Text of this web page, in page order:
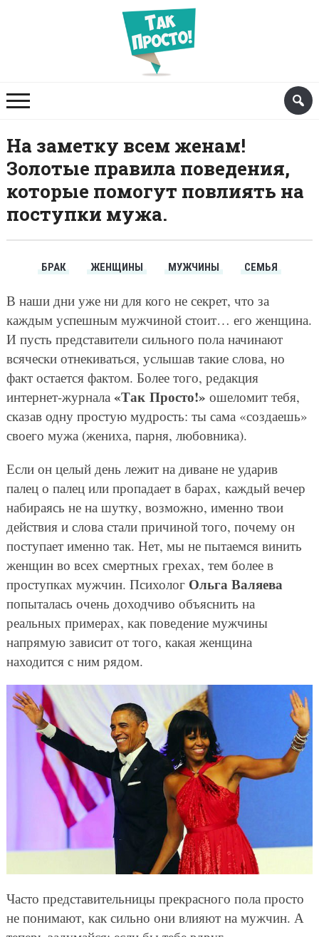
На заметку всем женам!
Золотые правила поведения,
которые помогут повлиять на
поступки мужа.
БРАК ЖЕНЩИНЫ МУЖЧИНЫ СЕМЬЯ
В наши дни уже ни для кого не секрет, что за
каждым успешным мужчиной стоит… его женщина.
И пусть представители сильного пола начинают
всячески отнекиваться, услышав такие слова, но
факт остается фактом. Более того, редакция
интернет-журнала «Так Просто!» ошеломит тебя,
сказав одну простую мудрость: ты сама «создаешь»
своего мужа (жениха, парня, любовника).
Если он целый день лежит на диване не ударив
палец о палец или пропадает в барах, каждый вечер
набираясь не на шутку, возможно, именно твои
действия и слова стали причиной того, почему он
поступает именно так. Нет, мы не пытаемся винить
женщин во всех смертных грехах, тем более в
проступках мужчин. Психолог Ольга Валяева
попыталась очень доходчиво объяснить на
реальных примерах, как поведение мужчины
напрямую зависит от того, какая женщина
находится с ним рядом.
Часто представительницы прекрасного пола просто
не понимают, как сильно они влияют на мужчин. А